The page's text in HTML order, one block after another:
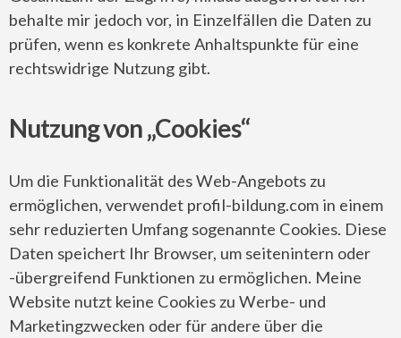
behalte mir jedoch vor, in Einzelfällen die Daten zu
prüfen, wenn es konkrete Anhaltspunkte für eine
rechtswidrige Nutzung gibt.
Nutzung von „Cookies“
Um die Funktionalität des Web-Angebots zu
ermöglichen, verwendet profil-bildung.com in einem
sehr reduzierten Umfang sogenannte Cookies. Diese
Daten speichert Ihr Browser, um seitenintern oder
-übergreifend Funktionen zu ermöglichen. Meine
Website nutzt keine Cookies zu Werbe- und
Marketingzwecken oder für andere über die